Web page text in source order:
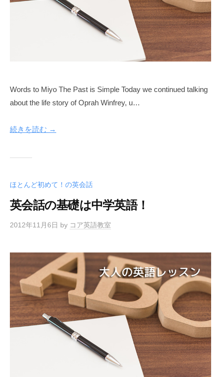
Words to Miyo The Past is Simple Today we continued talking
about the life story of Oprah Winfrey, u…
続きを読む →
ほとんど初めて！の英会話
英会話の基礎は中学英語！
2012年11月6日 by コア英語教室